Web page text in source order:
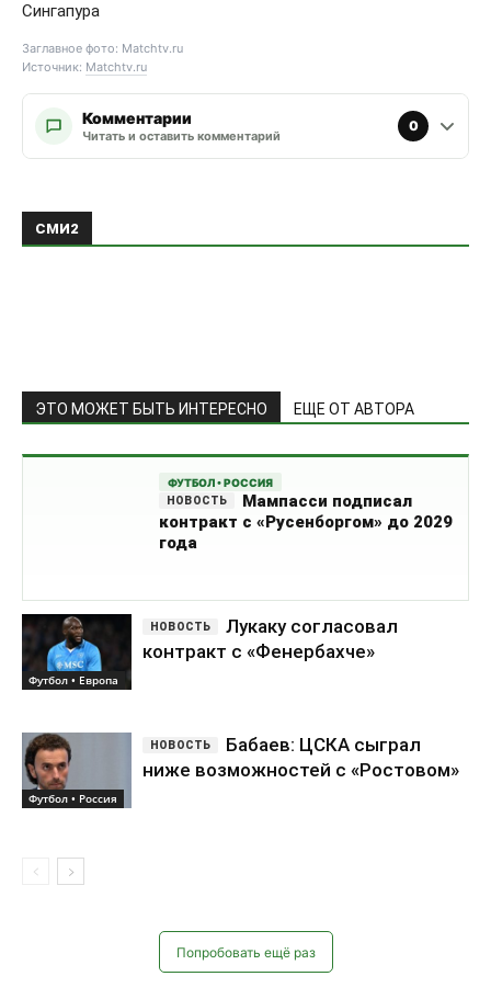
Сингапура
Заглавное фото: Matchtv.ru
Источник: Matchtv.ru
Комментарии
Читать и оставить комментарий
0
Лукаку согласовал
Попробовать ещё раз